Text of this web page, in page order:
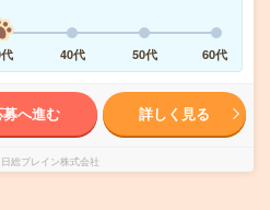
40代 50代 60代
募へ進む 詳しく見る
日総ブレイン株式会社